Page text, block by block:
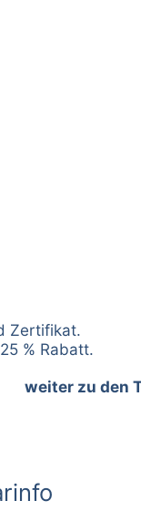
Zertifikat.
% Rabatt.
weiter zu den